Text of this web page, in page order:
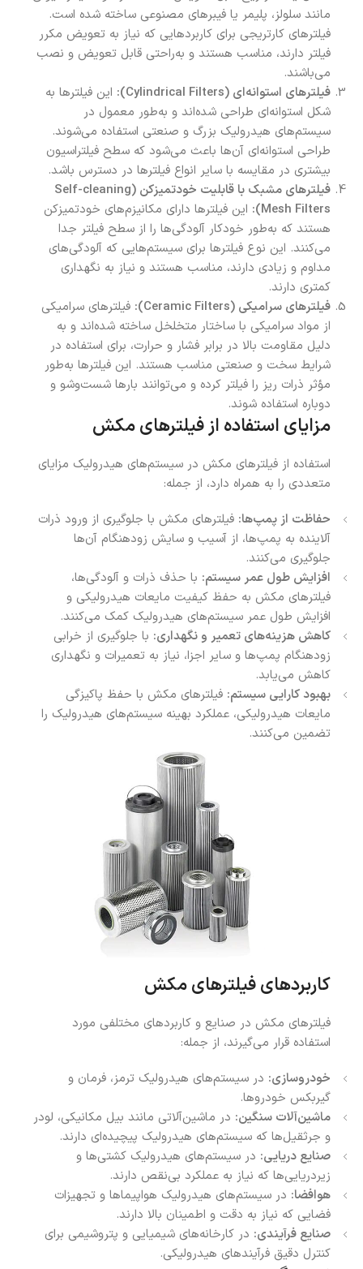
مانند سلولز، پلیمر یا فیبرهای مصنوعی ساخته شده است.
فیلترهای کارتریجی برای کاربردهایی که نیاز به تعویض مکرر
فیلتر دارند، مناسب هستند و به‌راحتی قابل تعویض و نصب
می‌باشند.
فیلترهای استوانه‌ای (Cylindrical Filters):
این فیلترها به
شکل استوانه‌ای طراحی شده‌اند و به‌طور معمول در
سیستم‌های هیدرولیک بزرگ و صنعتی استفاده می‌شوند.
طراحی استوانه‌ای آن‌ها باعث می‌شود که سطح فیلتراسیون
بیشتری در مقایسه با سایر انواع فیلترها در دسترس باشد.
فیلترهای مشبک با قابلیت خودتمیزکن (Self-cleaning
Mesh Filters):
این فیلترها دارای مکانیزم‌های خودتمیزکن
هستند که به‌طور خودکار آلودگی‌ها را از سطح فیلتر جدا
می‌کنند. این نوع فیلترها برای سیستم‌هایی که آلودگی‌های
مداوم و زیادی دارند، مناسب هستند و نیاز به نگهداری
کمتری دارند.
فیلترهای سرامیکی (Ceramic Filters):
فیلترهای سرامیکی
از مواد سرامیکی با ساختار متخلخل ساخته شده‌اند و به
دلیل مقاومت بالا در برابر فشار و حرارت، برای استفاده در
شرایط سخت و صنعتی مناسب هستند. این فیلترها به‌طور
مؤثر ذرات ریز را فیلتر کرده و می‌توانند بارها شست‌وشو و
دوباره استفاده شوند.
مزایای استفاده از فیلترهای مکش
استفاده از فیلترهای مکش در سیستم‌های هیدرولیک مزایای
متعددی را به همراه دارد، از جمله:
حفاظت از پمپ‌ها: فیلترهای مکش با جلوگیری از ورود ذرات
آلاینده به پمپ‌ها، از آسیب و سایش زودهنگام آن‌ها
جلوگیری می‌کنند.
افزایش طول عمر سیستم: با حذف ذرات و آلودگی‌ها،
فیلترهای مکش به حفظ کیفیت مایعات هیدرولیکی و
افزایش طول عمر سیستم‌های هیدرولیک کمک می‌کنند.
کاهش هزینه‌های تعمیر و نگهداری: با جلوگیری از خرابی
زودهنگام پمپ‌ها و سایر اجزا، نیاز به تعمیرات و نگهداری
کاهش می‌یابد.
بهبود کارایی سیستم: فیلترهای مکش با حفظ پاکیزگی
مایعات هیدرولیکی، عملکرد بهینه سیستم‌های هیدرولیک را
تضمین می‌کنند.
کاربردهای فیلترهای مکش
فیلترهای مکش در صنایع و کاربردهای مختلفی مورد
استفاده قرار می‌گیرند، از جمله:
خودروسازی: در سیستم‌های هیدرولیک ترمز، فرمان و
گیربکس خودروها.
ماشین‌آلات سنگین: در ماشین‌آلاتی مانند بیل مکانیکی، لودر
و جرثقیل‌ها که سیستم‌های هیدرولیک پیچیده‌ای دارند.
صنایع دریایی: در سیستم‌های هیدرولیک کشتی‌ها و
زیردریایی‌ها که نیاز به عملکرد بی‌نقص دارند.
هوافضا: در سیستم‌های هیدرولیک هواپیماها و تجهیزات
فضایی که نیاز به دقت و اطمینان بالا دارند.
صنایع فرآیندی: در کارخانه‌های شیمیایی و پتروشیمی برای
کنترل دقیق فرآیندهای هیدرولیکی.